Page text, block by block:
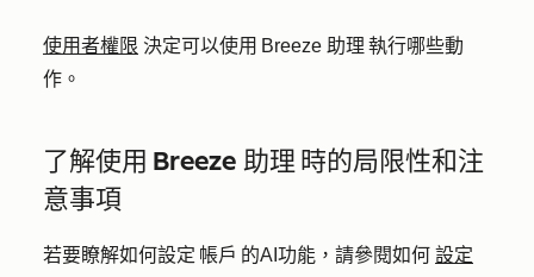
使用者權限 決定可以使用 Breeze 助理 執行哪些動
作。
了解使用 Breeze 助理 時的局限性和注
意事項
若要瞭解如何設定 帳戶 的AI功能，請參閱如何 設定